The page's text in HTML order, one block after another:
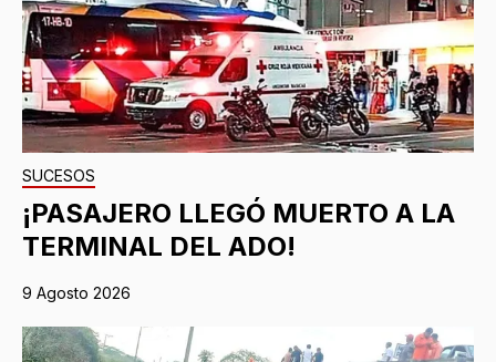
SUCESOS
¡PASAJERO LLEGÓ MUERTO A LA
TERMINAL DEL ADO!
9 Agosto 2026